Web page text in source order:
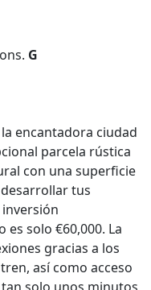
G
encantadora ciudad
parcela rústica
con una superficie
tus
solo €60,000. La
gracias a los
así como acceso